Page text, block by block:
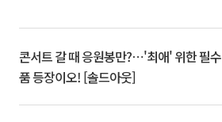
콘서트 갈 때 응원봉만?⋯'최애' 위한 필수
품 등장이오! [솔드아웃]